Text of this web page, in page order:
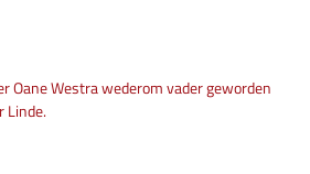
Oane Westra wederom vader geworden
Linde.